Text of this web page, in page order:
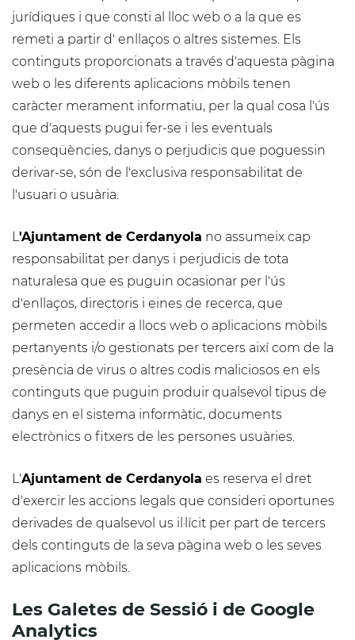
jurídiques i que consti al lloc web o a la que es
remeti a partir d' enllaços o altres sistemes. Els
continguts proporcionats a través d'aquesta pàgina
web o les diferents aplicacions mòbils tenen
caràcter merament informatiu, per la qual cosa l'ús
que d'aquests pugui fer-se i les eventuals
conseqüències, danys o perjudicis que poguessin
derivar-se, són de l'exclusiva responsabilitat de
l'usuari o usuària.
L'Ajuntament de Cerdanyola no assumeix cap
responsabilitat per danys i perjudicis de tota
naturalesa que es puguin ocasionar per l'ús
d'enllaços, directoris i eines de recerca, que
permeten accedir a llocs web o aplicacions mòbils
pertanyents i/o gestionats per tercers així com de la
presència de virus o altres codis maliciosos en els
continguts que puguin produir qualsevol tipus de
danys en el sistema informàtic, documents
electrònics o fitxers de les persones usuàries.
L'Ajuntament de Cerdanyola es reserva el dret
d'exercir les accions legals que consideri oportunes
derivades de qualsevol us il·lícit per part de tercers
dels continguts de la seva pàgina web o les seves
aplicacions mòbils.
Les Galetes de Sessió i de Google
Analytics